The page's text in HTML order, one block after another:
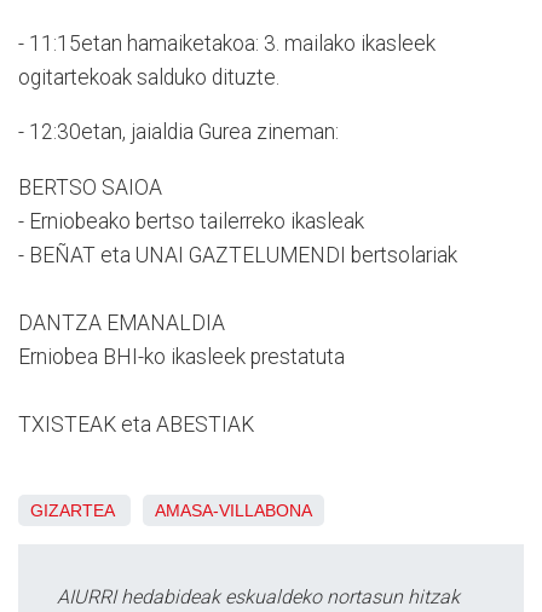
- 11:15etan hamaiketakoa: 3. mailako ikasleek
ogitartekoak salduko dituzte.
- 12:30etan, jaialdia Gurea zineman:
BERTSO SAIOA
- Erniobeako bertso tailerreko ikasleak
- BEÑAT eta UNAI GAZTELUMENDI bertsolariak
DANTZA EMANALDIA
Erniobea BHI-ko ikasleek prestatuta
TXISTEAK eta ABESTIAK
GIZARTEA AMASA-VILLABONA
AIURRI hedabideak eskualdeko nortasun hitzak